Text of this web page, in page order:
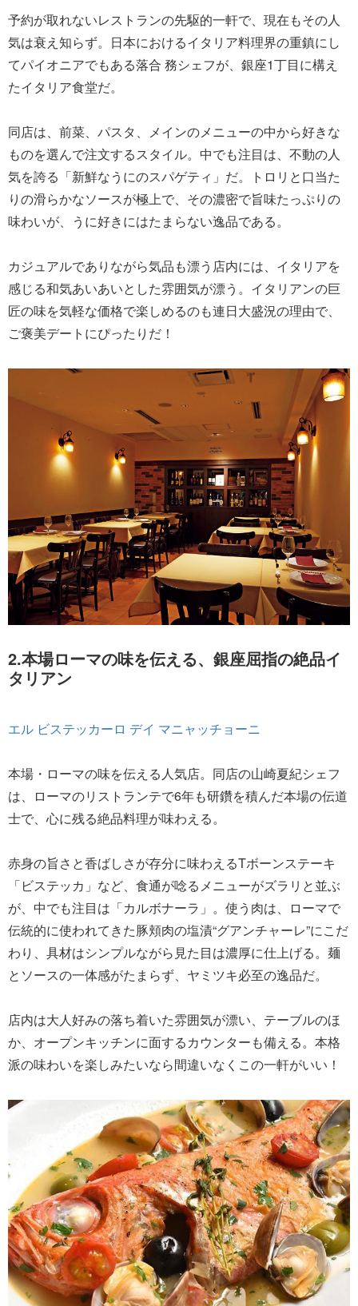
予約が取れないレストランの先駆的一軒で、現在もその人
気は衰え知らず。日本におけるイタリア料理界の重鎮にし
てパイオニアでもある落合 務シェフが、銀座1丁目に構え
たイタリア食堂だ。
同店は、前菜、パスタ、メインのメニューの中から好きな
ものを選んで注文するスタイル。中でも注目は、不動の人
気を誇る「新鮮なうにのスパゲティ」だ。トロリと口当た
りの滑らかなソースが極上で、その濃密で旨味たっぷりの
味わいが、うに好きにはたまらない逸品である。
カジュアルでありながら気品も漂う店内には、イタリアを
感じる和気あいあいとした雰囲気が漂う。イタリアンの巨
匠の味を気軽な価格で楽しめるのも連日大盛況の理由で、
ご褒美デートにぴったりだ！
2.本場ローマの味を伝える、銀座屈指の絶品イ
タリアン
エル ビステッカーロ デイ マニャッチョーニ
本場・ローマの味を伝える人気店。同店の山崎夏紀シェフ
は、ローマのリストランテで6年も研鑽を積んだ本場の伝道
士で、心に残る絶品料理が味わえる。
赤身の旨さと香ばしさが存分に味わえるTボーンステーキ
「ビステッカ」など、食通が唸るメニューがズラリと並ぶ
が、中でも注目は「カルボナーラ」。使う肉は、ローマで
伝統的に使われてきた豚頬肉の塩漬“グアンチャーレ”にこだ
わり、具材はシンプルながら見た目は濃厚に仕上げる。麺
とソースの一体感がたまらず、ヤミツキ必至の逸品だ。
店内は大人好みの落ち着いた雰囲気が漂い、テーブルのほ
か、オープンキッチンに面するカウンターも備える。本格
派の味わいを楽しみたいなら間違いなくこの一軒がいい！